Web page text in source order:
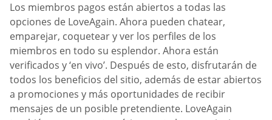
Los miembros pagos están abiertos a todas las
opciones de LoveAgain. Ahora pueden chatear,
emparejar, coquetear y ver los perfiles de los
miembros en todo su esplendor. Ahora están
verificados y ‘en vivo’. Después de esto, disfrutarán de
todos los beneficios del sitio, además de estar abiertos
a promociones y más oportunidades de recibir
mensajes de un posible pretendiente. LoveAgain